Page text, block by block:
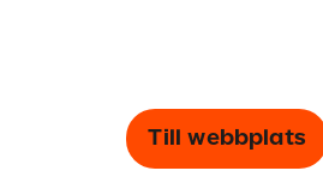
Till webbplats